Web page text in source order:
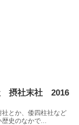
摂社末社 2016
とか、倭四柱社など
史のなかで...